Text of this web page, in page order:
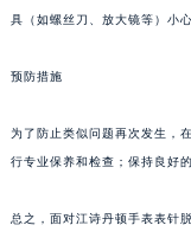
具（如螺丝刀、放大镜等）小
预防措施
为了防止类似问题再次发生，
行专业保养和检查；保持良好
总之，面对江诗丹顿手表表针